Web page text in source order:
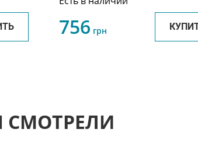
756 грн
СМОТРЕЛИ